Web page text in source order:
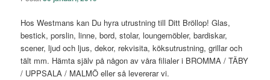
Hos Westmans kan Du hyra utrustning till Ditt Bröllop! Glas,
bestick, porslin, linne, bord, stolar, loungemöbler, bardiskar,
scener, ljud och ljus, dekor, rekvisita, köksutrustning, grillar och
tält mm. Hämta själv på någon av våra filialer i BROMMA / TÄBY
/ UPPSALA / MALMÖ eller så levererar vi.